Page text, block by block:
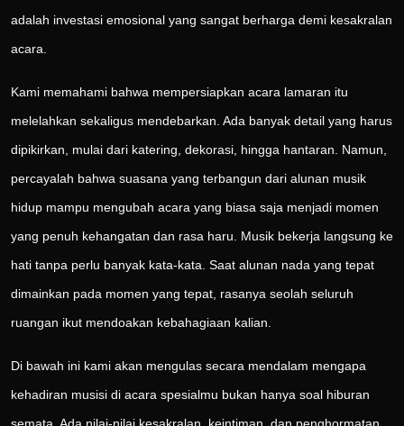
adalah investasi emosional yang sangat berharga demi kesakralan
acara.
Kami memahami bahwa mempersiapkan acara lamaran itu
melelahkan sekaligus mendebarkan. Ada banyak detail yang harus
dipikirkan, mulai dari katering, dekorasi, hingga hantaran. Namun,
percayalah bahwa suasana yang terbangun dari alunan musik
hidup mampu mengubah acara yang biasa saja menjadi momen
yang penuh kehangatan dan rasa haru. Musik bekerja langsung ke
hati tanpa perlu banyak kata-kata. Saat alunan nada yang tepat
dimainkan pada momen yang tepat, rasanya seolah seluruh
ruangan ikut mendoakan kebahagiaan kalian.
Di bawah ini kami akan mengulas secara mendalam mengapa
kehadiran musisi di acara spesialmu bukan hanya soal hiburan